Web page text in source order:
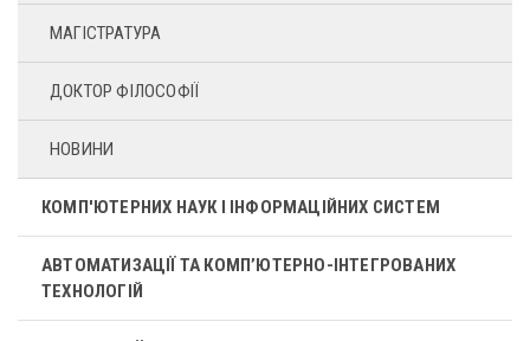
МАГІСТРАТУРА
ДОКТОР ФІЛОСОФІЇ
НОВИНИ
КОМП'ЮТЕРНИХ НАУК І ІНФОРМАЦІЙНИХ СИСТЕМ
АВТОМАТИЗАЦІЇ ТА КОМП’ЮТЕРНО-ІНТЕГРОВАНИХ
ТЕХНОЛОГІЙ